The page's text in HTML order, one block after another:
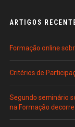
ARTIGOS
Formação online
Critérios de
Segundo seminário
na Formação